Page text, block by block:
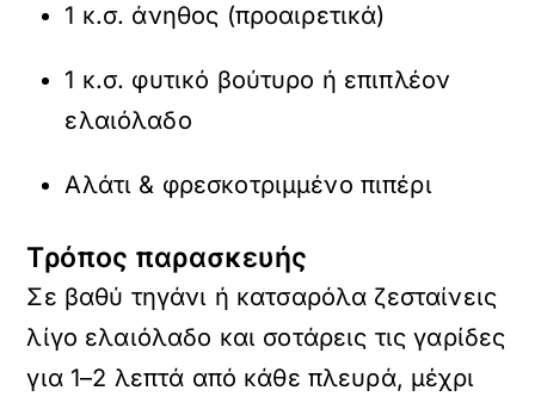
1 κ.σ. άνηθος (προαιρετικά)
1 κ.σ. φυτικό βούτυρο ή επιπλέον
ελαιόλαδο
Αλάτι & φρεσκοτριμμένο πιπέρι
Τρόπος παρασκευής
Σε βαθύ τηγάνι ή κατσαρόλα ζεσταίνεις
λίγο ελαιόλαδο και σοτάρεις τις γαρίδες
για 1–2 λεπτά από κάθε πλευρά, μέχρι